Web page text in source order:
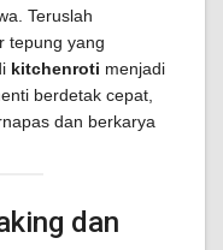
Teruslah
tepung yang
kitchenroti menjadi
berdetak cepat,
dan berkarya
dan